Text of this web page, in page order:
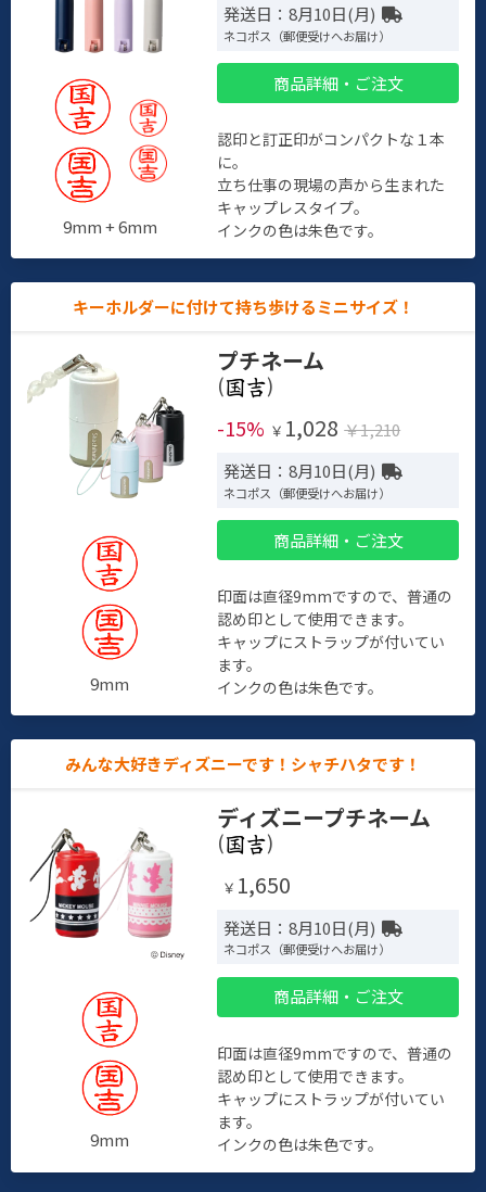
9mm + 6mm
発送日：8月10日(月)
ネコポス（郵便受けへお届け）
商品詳細・ご注文
認印と訂正印がコンパクトな１本
に。
立ち仕事の現場の声から生まれた
キャップレスタイプ。
インクの色は朱色です。
キーホルダーに付けて持ち歩けるミニサイズ！
9mm
プチネーム
(
)
-15% ￥ 1,028 ￥1,210
発送日：8月10日(月)
ネコポス（郵便受けへお届け）
商品詳細・ご注文
印面は直径9mmですので、普通の
認め印として使用できます。
キャップにストラップが付いてい
ます。
インクの色は朱色です。
みんな大好きディズニーです！シャチハタです！
9mm
ディズニープチネーム
( )
￥ 1,650
発送日：8月10日(月)
ネコポス（郵便受けへお届け）
商品詳細・ご注文
印面は直径9mmですので、普通の
認め印として使用できます。
キャップにストラップが付いてい
ます。
インクの色は朱色です。